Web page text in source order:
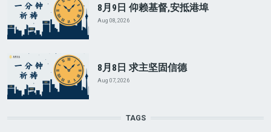
8月9日 仰赖基督,安抵港埠
Aug 08, 2026
8月8日 求主坚固信德
Aug 07, 2026
TAGS